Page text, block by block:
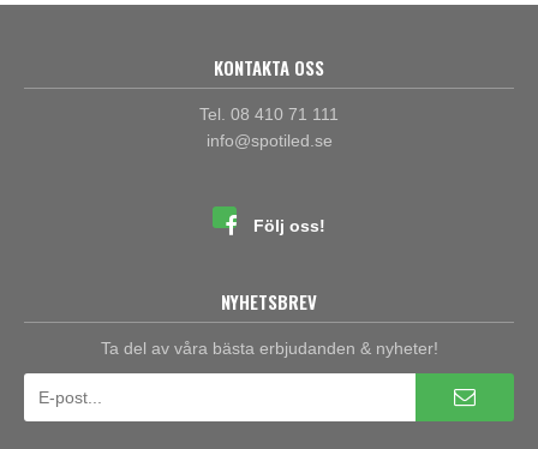
KONTAKTA OSS
Tel. 08 410 71 111
info@spotiled.se
Följ oss!
NYHETSBREV
Ta del av våra bästa erbjudanden & nyheter!